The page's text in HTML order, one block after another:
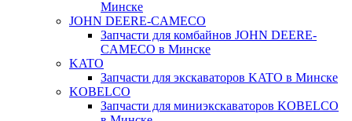
Минске
JOHN DEERE-CAMECO
Запчасти для комбайнов JOHN DEERE-
CAMECO в Минске
KATO
Запчасти для экскаваторов KATO в Минске
KOBELCO
Запчасти для миниэкскаваторов KOBELCO